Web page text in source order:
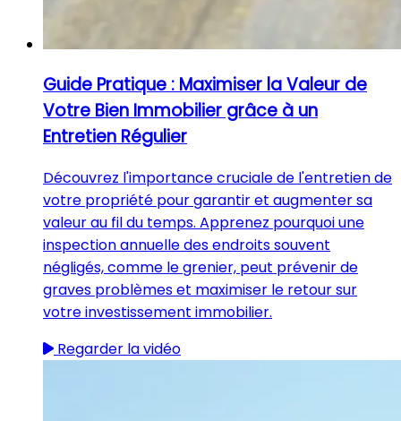
Guide Pratique : Maximiser la Valeur de
Votre Bien Immobilier grâce à un
Entretien Régulier
Découvrez l'importance cruciale de l'entretien de
votre propriété pour garantir et augmenter sa
valeur au fil du temps. Apprenez pourquoi une
inspection annuelle des endroits souvent
négligés, comme le grenier, peut prévenir de
graves problèmes et maximiser le retour sur
votre investissement immobilier.
Regarder la vidéo